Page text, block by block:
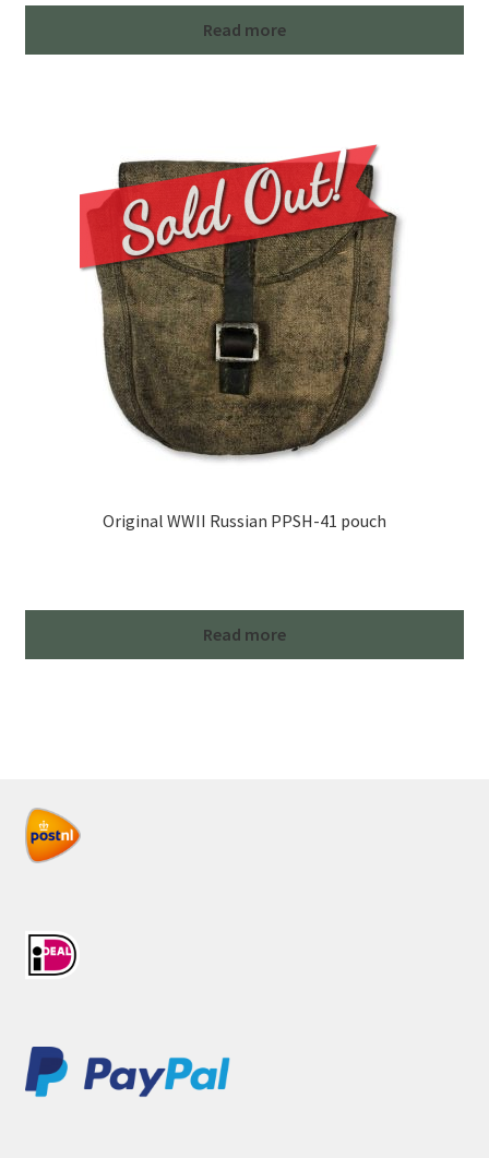
Read more
Original WWII Russian PPSH-41 pouch
Read more